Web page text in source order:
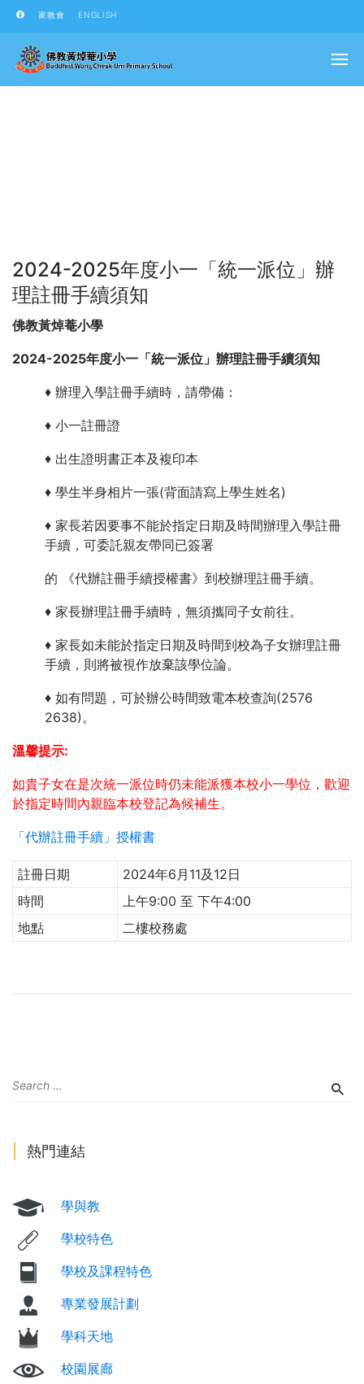
家教會 ENGLISH
2024-2025年度小一「統一派位」辦
理註冊手續須知
佛教黃焯菴小學
2024-2025年度小一「統一派位」辦理註冊手續須知
♦ 辦理入學註冊手續時，請帶備：
♦ 小一註冊證
♦ 出生證明書正本及複印本
♦ 學生半身相片一張(背面請寫上學生姓名)
♦ 家長若因要事不能於指定日期及時間辦理入學註冊
手續，可委託親友帶同已簽署
的 《代辦註冊手續授權書》到校辦理註冊手續。
♦ 家長辦理註冊手續時，無須攜同子女前往。
♦ 家長如未能於指定日期及時間到校為子女辦理註冊
手續，則將被視作放棄該學位論。
♦ 如有問題，可於辦公時間致電本校查詢(2576
2638)。
溫馨提示:
如貴子女在是次統一派位時仍未能派獲本校小一學位，歡迎
於指定時間內親臨本校登記為候補生。
「代辦註冊手續」授權書
註冊日期
2024年6月11及12日
時間
上午9:00 至 下午4:00
地點
二樓校務處
熱門連結
學與教
學校特色
學校及課程特色
專業發展計劃
學科天地
校園展廊